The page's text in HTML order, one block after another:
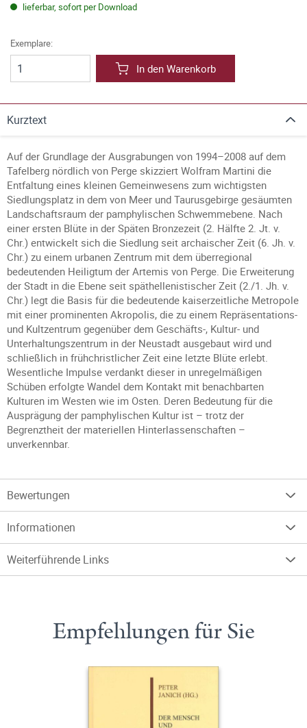
lieferbar, sofort per Download
Exemplare:
In den Warenkorb
Kurztext
Auf der Grundlage der Ausgrabungen von 1994–2008 auf dem
Tafelberg nördlich von Perge skizziert Wolfram Martini die
Entfaltung eines kleinen Gemeinwesens zum wichtigsten
Siedlungsplatz in dem von Meer und Taurusgebirge gesäumten
Landschaftsraum der pamphylischen Schwemmebene. Nach
einer ersten Blüte in der Späten Bronzezeit (2. Hälfte 2. Jt. v.
Chr.) entwickelt sich die Siedlung seit archaischer Zeit (6. Jh. v.
Chr.) zu einem urbanen Zentrum mit dem überregional
bedeutenden Heiligtum der Artemis von Perge. Die Erweiterung
der Stadt in die Ebene seit späthellenistischer Zeit (2./1. Jh. v.
Chr.) legt die Basis für die bedeutende kaiserzeitliche Metropole
mit einer prominenten Akropolis, die zu einem Repräsentations-
und Kultzentrum gegenüber dem Geschäfts-, Kultur- und
Unterhaltungszentrum in der Neustadt ausgebaut wird und
schließlich in frühchristlicher Zeit eine letzte Blüte erlebt.
Wesentliche Impulse verdankt dieser in unregelmäßigen
Schüben erfolgte Wandel dem Kontakt mit benachbarten
Kulturen im Westen wie im Osten. Deren Bedeutung für die
Ausprägung der pamphylischen Kultur ist – trotz der
Begrenztheit der materiellen Hinterlassenschaften –
unverkennbar.
Bewertungen
Informationen
Weiterführende Links
Empfehlungen für Sie